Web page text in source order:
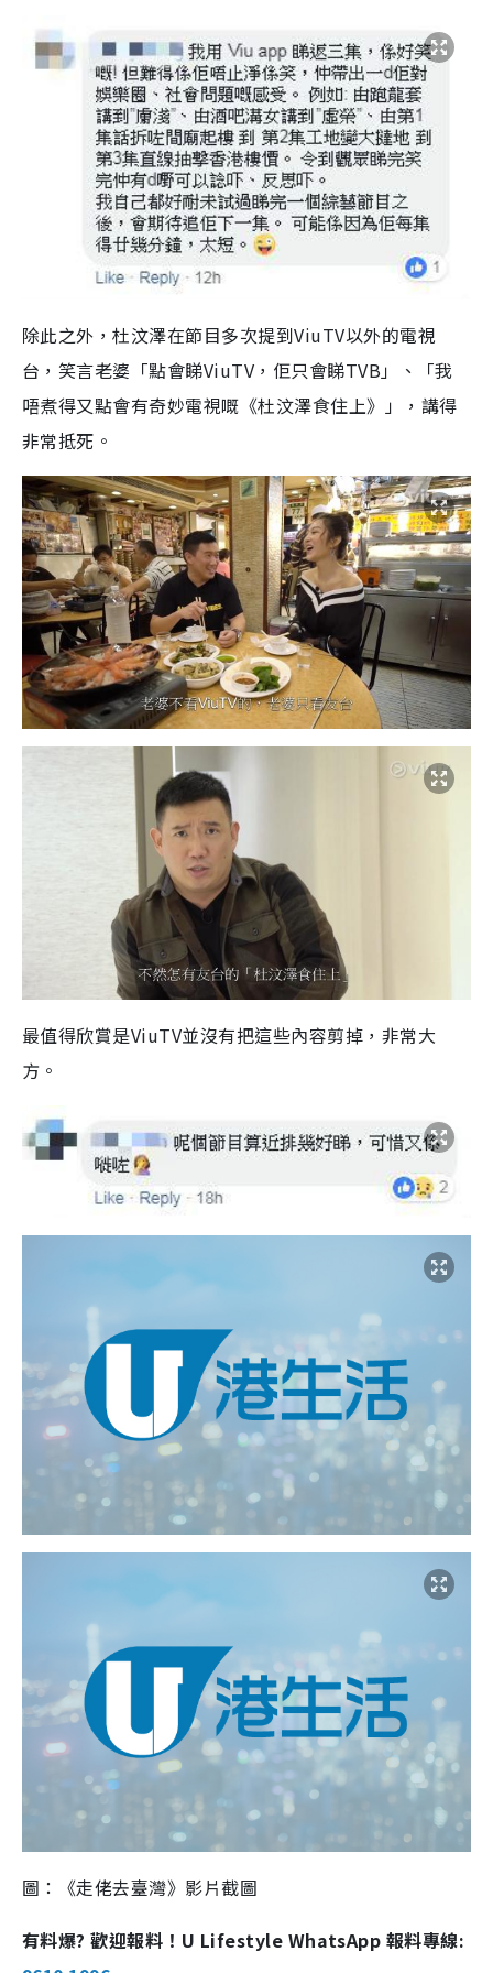
除此之外，杜汶澤在節目多次提到ViuTV以外的電視
台，笑言老婆「點會睇ViuTV，佢只會睇TVB」、「我
唔煮得又點會有奇妙電視嘅《杜汶澤食住上》」，講得
非常抵死。
最值得欣賞是ViuTV並沒有把這些內容剪掉，非常大
方。
圖：《走佬去臺灣》影片截圖
有料爆? 歡迎報料！U Lifestyle WhatsApp 報料專線: